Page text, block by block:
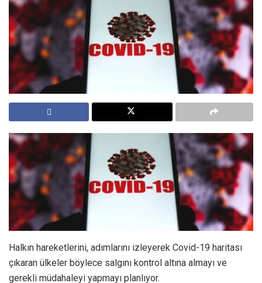
Halkın hareketlerini, adımlarını izleyerek Covid-19 haritası
çıkaran ülkeler böylece salgını kontrol altına almayı ve
gerekli müdahaleyi yapmayı planlıyor.